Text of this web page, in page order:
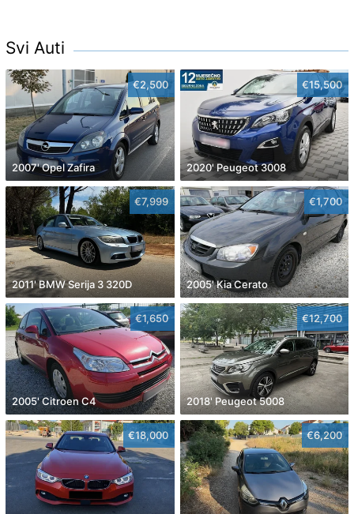
Svi Auti
€2,500
2007' Opel Zafira
€15,500
2020' Peugeot 3008
€7,999
2011' BMW Serija 3 320D
€1,700
2005' Kia Cerato
€1,650
2005' Citroen C4
€12,700
2018' Peugeot 5008
€18,000 €6,200